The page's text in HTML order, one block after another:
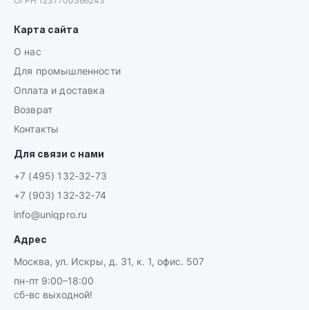
Карта сайта
О нас
Для промышленности
Оплата и доставка
Возврат
Контакты
Для связи с нами
+7 (495) 132-32-73
+7 (903) 132-32-74
info@uniqpro.ru
Адрес
Москва, ул. Искры, д. 31, к. 1, офис. 507
пн-пт 9:00–18:00
сб-вс выходной!